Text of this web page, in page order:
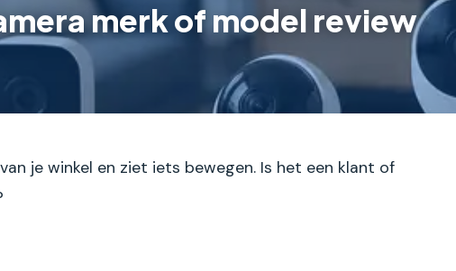
merk of model review
je winkel en ziet iets bewegen. Is het een klant of